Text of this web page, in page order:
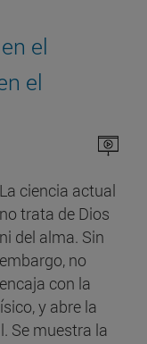
el
el
La ciencia actual
no trata de Dios
ni del alma. Sin
embargo, no
encaja con la
y abre la
Se muestra la